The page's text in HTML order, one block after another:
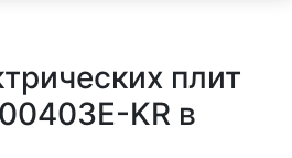
плит
KR в